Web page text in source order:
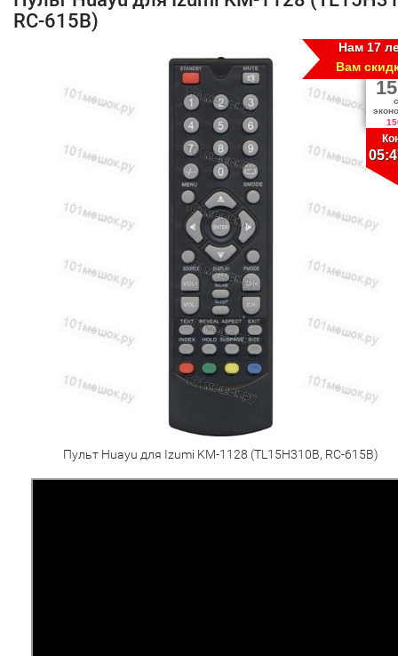
RC-615B)
Пульт Huayu для Izumi KM-1128 (TL15H310B, RC-615B)
Нам 17
Вам
15